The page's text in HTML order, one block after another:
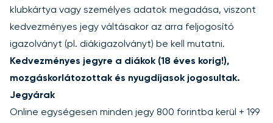
klubkártya vagy személyes adatok megadása, viszont
kedvezményes jegy váltásakor az arra feljogosító
igazolványt (pl. diákigazolványt) be kell mutatni.
Kedvezményes jegyre a diákok (18 éves korig!),
mozgáskorlátozottak és nyugdíjasok jogosultak.
Jegyárak
Online egységesen minden jegy 800 forintba kerül + 199